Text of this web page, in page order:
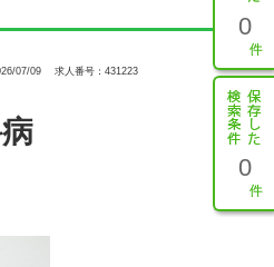
0
0
07/09 求人番号：431223